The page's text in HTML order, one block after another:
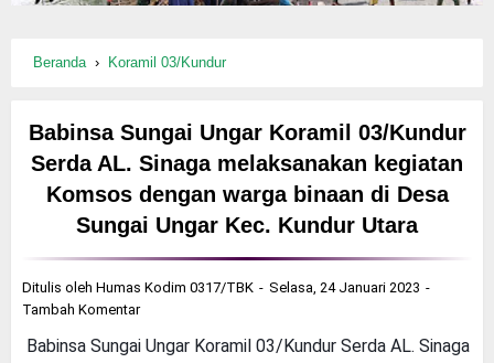
Beranda › Koramil 03/Kundur
Babinsa Sungai Ungar Koramil 03/Kundur
Serda AL. Sinaga melaksanakan kegiatan
Komsos dengan warga binaan di Desa
Sungai Ungar Kec. Kundur Utara
Ditulis oleh Humas Kodim 0317/TBK
Selasa, 24 Januari 2023
Tambah Komentar
Babinsa Sungai Ungar Koramil 03/Kundur Serda AL. Sinaga